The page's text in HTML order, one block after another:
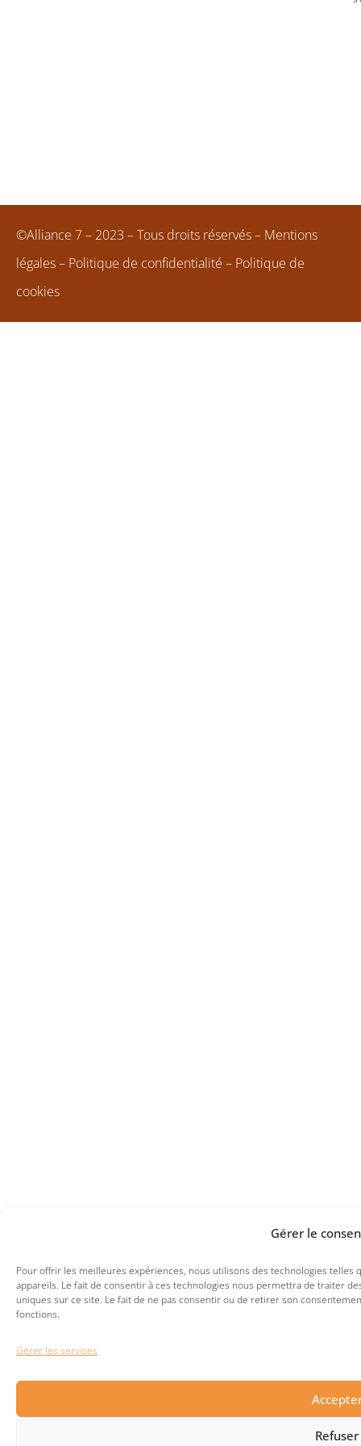
Gérer le
Pour offrir les meilleures expériences, nous utilisons des technologies
appareils. Le fait de consentir à ces technologies nous permettra de traiter
uniques sur ce site. Le fait de ne pas consentir ou de retirer son
fonctions.
Gérer les services
Refuser
©Alliance 7 – 2023 – Tous droits réservés – Mentions
légales– Politique de confidentialité – Politique de
cookies